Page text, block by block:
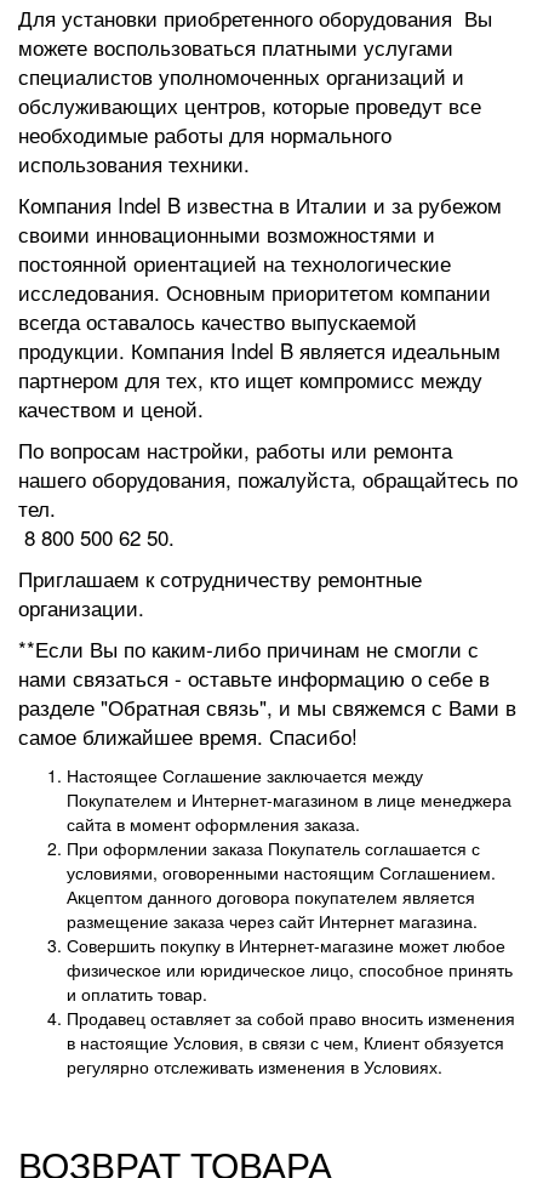
Для установки приобретенного оборудования Вы
можете воспользоваться платными услугами
специалистов уполномоченных организаций и
обслуживающих центров, которые проведут все
необходимые работы для нормального
использования техники.
Компания Indel B известна в Италии и за рубежом
своими инновационными возможностями и
постоянной ориентацией на технологические
исследования. Основным приоритетом компании
всегда оставалось качество выпускаемой
продукции. Компания Indel B является идеальным
партнером для тех, кто ищет компромисс между
качеством и ценой.
По вопросам настройки, работы или ремонта
нашего оборудования, пожалуйста, обращайтесь по
тел.
8 800 500 62 50.
Приглашаем к сотрудничеству ремонтные
организации.
**Если Вы по каким-либо причинам не смогли с
нами связаться - оставьте информацию о себе в
разделе "Обратная связь", и мы свяжемся с Вами в
самое ближайшее время. Спасибо!
Настоящее Соглашение заключается между
Покупателем и Интернет-магазином в лице менеджера
сайта в момент оформления заказа.
При оформлении заказа Покупатель соглашается с
условиями, оговоренными настоящим Соглашением.
Акцептом данного договора покупателем является
размещение заказа через сайт Интернет магазина.
Совершить покупку в Интернет-магазине может любое
физическое или юридическое лицо, способное принять
и оплатить товар.
Продавец оставляет за собой право вносить изменения
в настоящие Условия, в связи с чем, Клиент обязуется
регулярно отслеживать изменения в Условиях.
ВОЗВРАТ ТОВАРА